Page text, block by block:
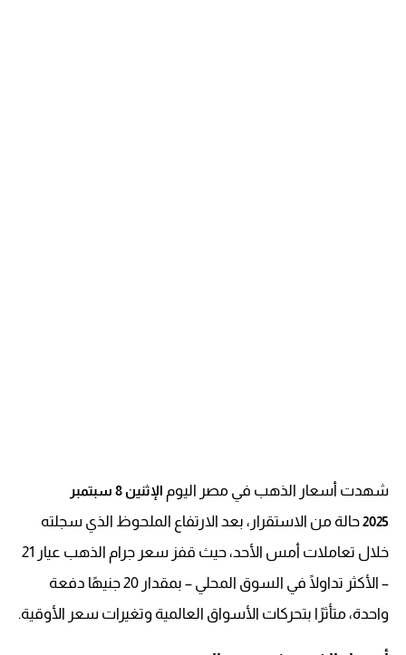
شهدت أسعار الذهب في مصر اليوم
الإثنين 8 سبتمبر
2025حالة من الاستقرار، بعد الارتفاع الملحوظ الذي سجلته
خلال تعاملات أمس الأحد، حيث قفز سعر جرام الذهب عيار 21
– الأكثر تداولًا في السوق المحلي – بمقدار 20 جنيهًا دفعة
واحدة، متأثرًا بتحركات الأسواق العالمية وتغيرات سعر الأوقية.